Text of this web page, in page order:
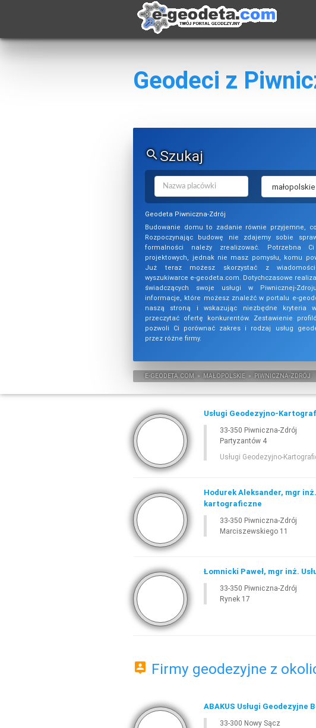
Geodeci z
Szukaj
Geodeta Piwniczna-Zdrój
Budowanie domu to zadanie równie przyjemne,
Rozpoczynając budowę nie zdajemy sobie
formalności należy zrealizować. Potrzebna
projektowych, jednak nie masz pomysłu, komu
Już teraz możesz skorzystać z
wyszukiwarce e-geodeta.com. Dotychczasowe
świadczących swoje usługi w Piwnicznej-
informacje, które możesz znaleźć w portalu e-
naszą stroną i wskazując niezbędne kryteria
przeczytać ofertę konkurentów. Zestawienie
pozwoli Ci porównać zakres i rodzaj usług
przez różne firmy.
E-GEODETA.COM » MAŁOPOLSKIE » PIWNICZNA-ZDRÓJ
Usługi Geodezyjno-
33-350 Piwniczna-Zdrój
Partyzantów 4
Usługi Geodezyjno-
Hodurek Aleksander, mgr
kartograficzne
33-350 Piwniczna-Zdrój
Marciszewskiego 11
Łomnicki Paweł, mgr inż.
33-350 Piwniczna-Zdrój
Rynek 17
Firmy geodezyjne z
ABAKUS Usługi Geodezyjne
33-300 Nowy Sącz